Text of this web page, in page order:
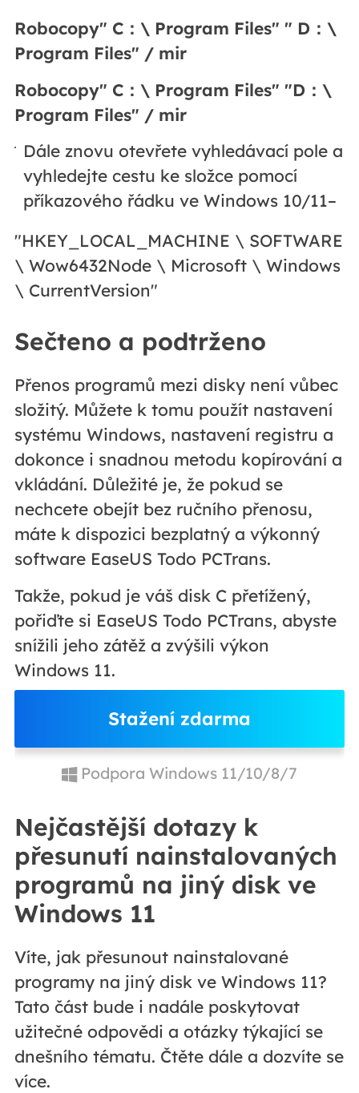
Robocopy" C：\ Program Files" " D：\
Program Files" / mir
Robocopy" C：\ Program Files" "D：\
Program Files" / mir
Dále znovu otevřete vyhledávací pole a
vyhledejte cestu ke složce pomocí
příkazového řádku ve Windows 10/11–
"HKEY_LOCAL_MACHINE \ SOFTWARE
\ Wow6432Node \ Microsoft \ Windows
\ CurrentVersion"
Sečteno a podtrženo
Přenos programů mezi disky není vůbec
složitý. Můžete k tomu použít nastavení
systému Windows, nastavení registru a
dokonce i snadnou metodu kopírování a
vkládání. Důležité je, že pokud se
nechcete obejít bez ručního přenosu,
máte k dispozici bezplatný a výkonný
software EaseUS Todo PCTrans.
Takže, pokud je váš disk C přetížený,
pořiďte si EaseUS Todo PCTrans, abyste
snížili jeho zátěž a zvýšili výkon
Windows 11.
Stažení zdarma
Podpora Windows 11/10/8/7
Nejčastější dotazy k
přesunutí nainstalovaných
programů na jiný disk ve
Windows 11
Víte, jak přesunout nainstalované
programy na jiný disk ve Windows 11?
Tato část bude i nadále poskytovat
užitečné odpovědi a otázky týkající se
dnešního tématu. Čtěte dále a dozvíte se
více.